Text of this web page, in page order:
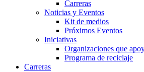
Carreras
Noticias y Eventos
Kit de medios
Próximos Eventos
Iniciativas
Organizaciones que
Programa de reciclaje
Carreras